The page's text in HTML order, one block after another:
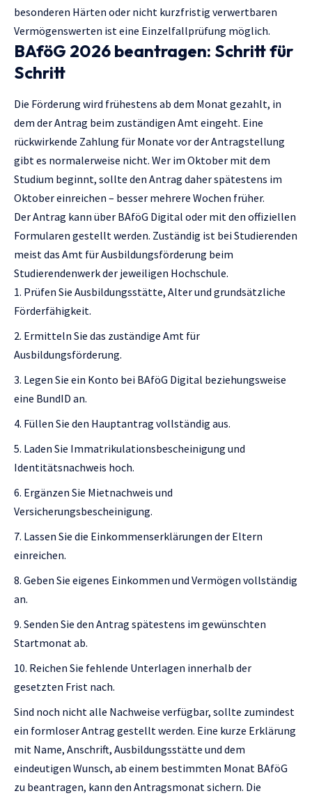
besonderen Härten oder nicht kurzfristig verwertbaren
Vermögenswerten ist eine Einzelfallprüfung möglich.
BAföG 2026 beantragen: Schritt für
Schritt
Die Förderung wird frühestens ab dem Monat gezahlt, in
dem der Antrag beim zuständigen Amt eingeht. Eine
rückwirkende Zahlung für Monate vor der Antragstellung
gibt es normalerweise nicht. Wer im Oktober mit dem
Studium beginnt, sollte den Antrag daher spätestens im
Oktober einreichen – besser mehrere Wochen früher.
Der Antrag kann über BAföG Digital oder mit den offiziellen
Formularen gestellt werden. Zuständig ist bei Studierenden
meist das Amt für Ausbildungsförderung beim
Studierendenwerk der jeweiligen Hochschule.
Prüfen Sie Ausbildungsstätte, Alter und grundsätzliche
Förderfähigkeit.
Ermitteln Sie das zuständige Amt für
Ausbildungsförderung.
Legen Sie ein Konto bei BAföG Digital beziehungsweise
eine BundID an.
Füllen Sie den Hauptantrag vollständig aus.
Laden Sie Immatrikulationsbescheinigung und
Identitätsnachweis hoch.
Ergänzen Sie Mietnachweis und
Versicherungsbescheinigung.
Lassen Sie die Einkommenserklärungen der Eltern
einreichen.
Geben Sie eigenes Einkommen und Vermögen vollständig
an.
Senden Sie den Antrag spätestens im gewünschten
Startmonat ab.
Reichen Sie fehlende Unterlagen innerhalb der
gesetzten Frist nach.
Sind noch nicht alle Nachweise verfügbar, sollte zumindest
ein formloser Antrag gestellt werden. Eine kurze Erklärung
mit Name, Anschrift, Ausbildungsstätte und dem
eindeutigen Wunsch, ab einem bestimmten Monat BAföG
zu beantragen, kann den Antragsmonat sichern. Die